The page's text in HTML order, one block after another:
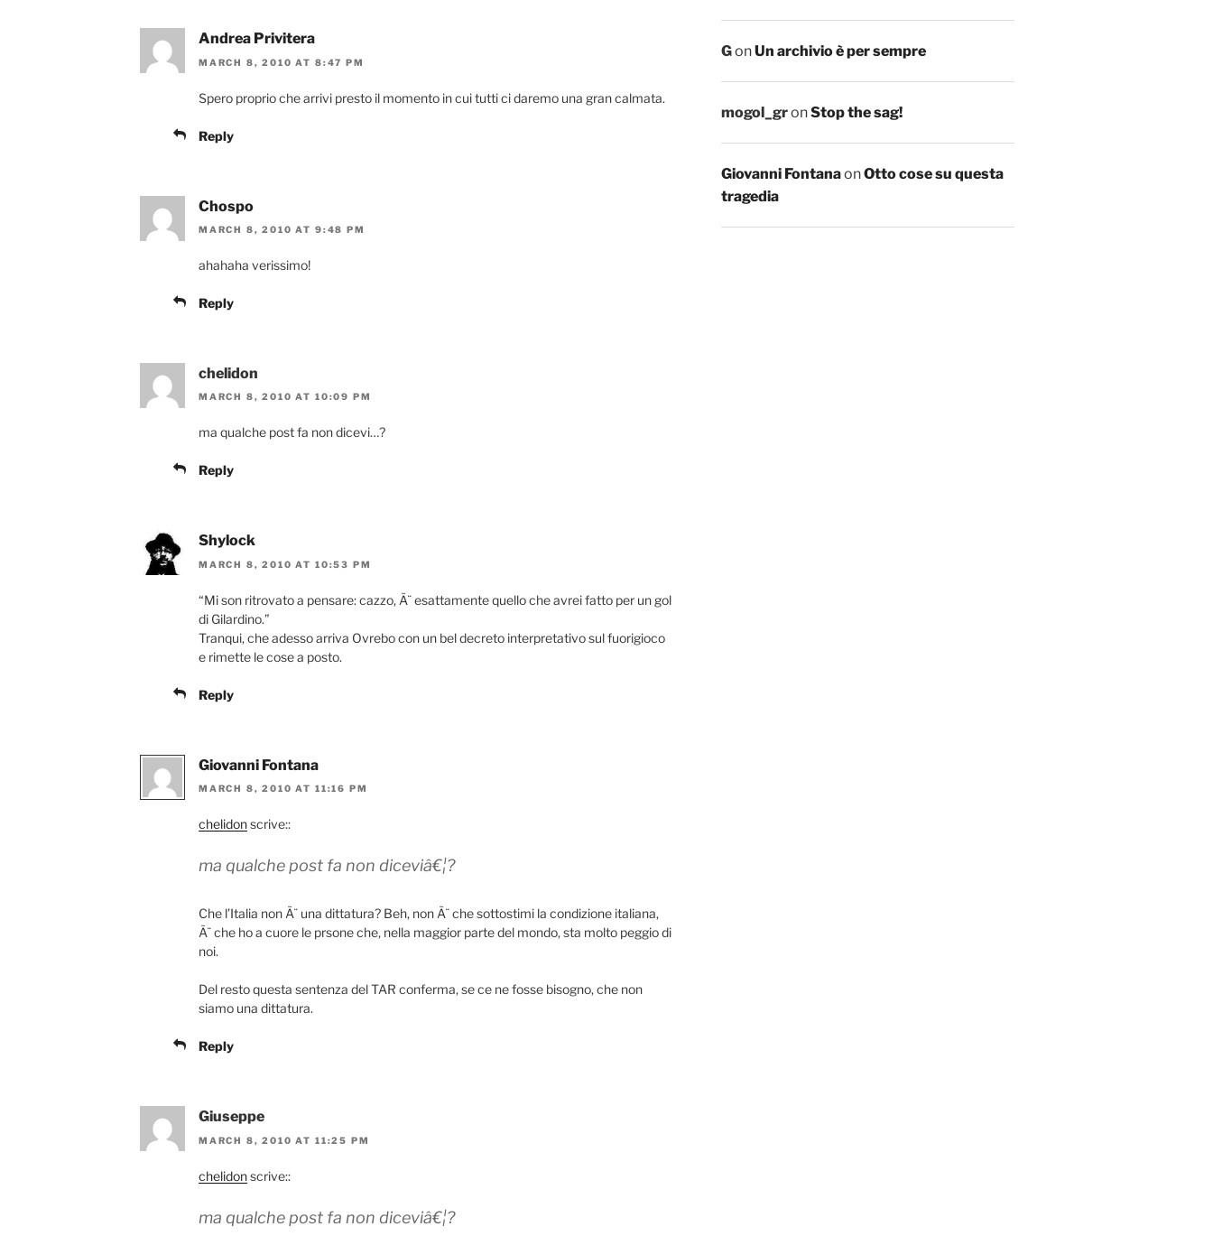
Andrea Privitera
MARCH 8, 2010 AT 8:47 PM
Spero proprio che arrivi presto il momento in cui tutti ci daremo una gran calmata.
Reply
Chospo
MARCH 8, 2010 AT 9:48 PM
ahahaha verissimo!
Reply
chelidon
MARCH 8, 2010 AT 10:09 PM
ma qualche post fa non dicevi…?
Reply
Shylock
MARCH 8, 2010 AT 10:53 PM
“Mi son ritrovato a pensare: cazzo, Ã¨ esattamente quello che avrei fatto per un gol
di Gilardino.”
Tranqui, che adesso arriva Ovrebo con un bel decreto interpretativo sul fuorigioco
e rimette le cose a posto.
Reply
Giovanni Fontana
MARCH 8, 2010 AT 11:16 PM
chelidonscrive::
ma qualche post fa non diceviâ€¦?
Che l’Italia non Ã¨ una dittatura? Beh, non Ã¨ che sottostimi la condizione italiana,
Ã¨ che ho a cuore le prsone che, nella maggior parte del mondo, sta molto peggio di
noi.
Del resto questa sentenza del TAR conferma, se ce ne fosse bisogno, che non
siamo una dittatura.
Reply
Giuseppe
MARCH 8, 2010 AT 11:25 PM
chelidonscrive::
ma qualche post fa non diceviâ€¦?
GonUn archivio è per sempre
mogol_gronStop the sag!
Giovanni FontanaonOtto cose su questa
tragedia